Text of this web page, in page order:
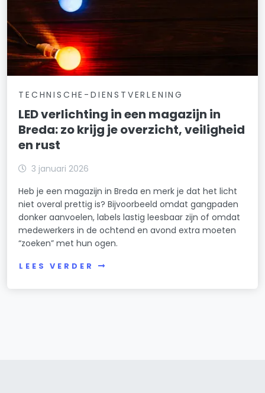
TECHNISCHE-DIENSTVERLENING
LED verlichting in een magazijn in
Breda: zo krijg je overzicht, veiligheid
en rust
3 januari 2026
Heb je een magazijn in Breda en merk je dat het licht
niet overal prettig is? Bijvoorbeeld omdat gangpaden
donker aanvoelen, labels lastig leesbaar zijn of omdat
medewerkers in de ochtend en avond extra moeten
“zoeken” met hun ogen.
LEES VERDER